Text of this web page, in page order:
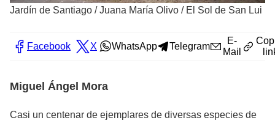
Jardín de Santiago /Juana María Olivo / El Sol de San Lui
Facebook X WhatsApp Telegram
E-
Mail
Miguel Ángel Mora
Casi un centenar de ejemplares de diversas especies de